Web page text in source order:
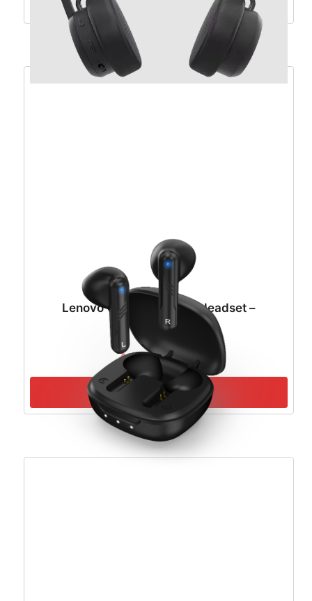
Lenovo Wireless Stereo Headset –
4XD1Q30302
41,10 36,99
Pročitaj više